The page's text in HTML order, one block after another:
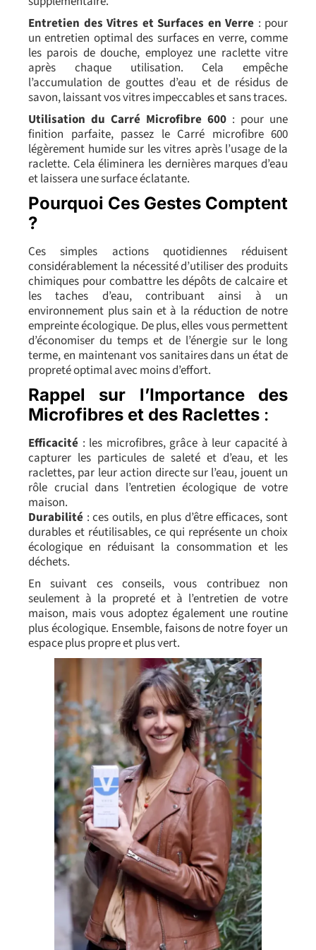
Entretien des Vitres et Surfaces en Verre : pour
un entretien optimal des surfaces en verre, comme
les parois de douche, employez une raclette vitre
après chaque utilisation. Cela empêche
l’accumulation de gouttes d’eau et de résidus de
savon, laissant vos vitres impeccables et sans traces.
Utilisation du Carré Microfibre 600 : pour une
finition parfaite, passez le Carré microfibre 600
légèrement humide sur les vitres après l’usage de la
raclette. Cela éliminera les dernières marques d’eau
et laissera une surface éclatante.
Pourquoi Ces Gestes Comptent
?
Ces simples actions quotidiennes réduisent
considérablement la nécessité d’utiliser des produits
chimiques pour combattre les dépôts de calcaire et
les taches d’eau, contribuant ainsi à un
environnement plus sain et à la réduction de notre
empreinte écologique. De plus, elles vous permettent
d’économiser du temps et de l’énergie sur le long
terme, en maintenant vos sanitaires dans un état de
propreté optimal avec moins d’effort.
Rappel sur l’Importance des
Microfibres et des Raclettes :
Efficacité : les microfibres, grâce à leur capacité à
capturer les particules de saleté et d’eau, et les
raclettes, par leur action directe sur l’eau, jouent un
rôle crucial dans l’entretien écologique de votre
maison.
Durabilité : ces outils, en plus d’être efficaces, sont
durables et réutilisables, ce qui représente un choix
écologique en réduisant la consommation et les
déchets.
En suivant ces conseils, vous contribuez non
seulement à la propreté et à l’entretien de votre
maison, mais vous adoptez également une routine
plus écologique. Ensemble, faisons de notre foyer un
espace plus propre et plus vert.